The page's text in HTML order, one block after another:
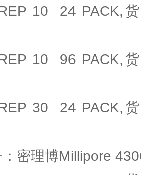
10 24 PACK,
10 96 PACK,
30 24 PACK,
：密理博Millipore